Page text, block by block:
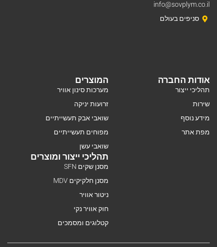
המוצרים
מערכות סינון אוויר
זרועות יניקה
שואבי אבק תעשייתיים
מפוחים תעשייתיים
שואבי עשן
אודות החברה
תהליכי ייצור
שירות
מידע נוסף
מפת אתר
תהליכי ייצור ומוצרים
מסנן שקים SFN
מסנן חלקיקים MDV
ניטור אוויר
חוק אוויר נקי
קטלוגים ומסמכים
info@sovplym.co.il
סניפים בעולם